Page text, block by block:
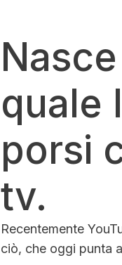
quale
porsi
tv.
Recentemente
ciò, che oggi punta